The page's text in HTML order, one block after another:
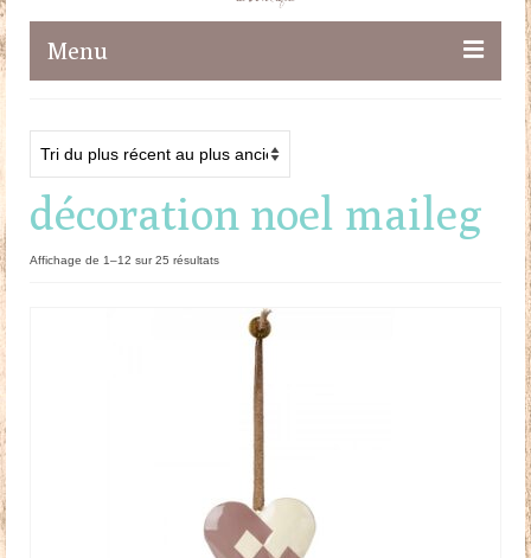
Menu
Maileg
Poupées
Doudous
Mobilier & Accessoires
décoration noel maileg
Affichage de 1–12 sur 25 résultatsTrié
récent